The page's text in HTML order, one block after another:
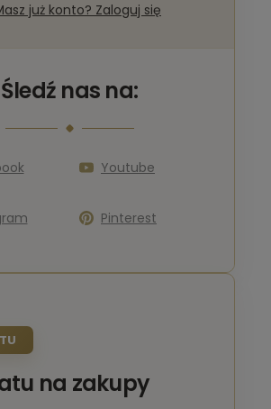
już konto? Zaloguj się
Śledź nas na:
Youtube
Pinterest
na zakupy